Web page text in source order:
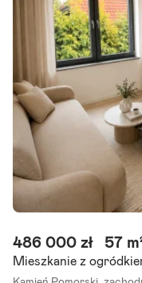
Przedstawiamy lokal do
zlokalizowany w centrum
ruchomości mieści się
Mieszkanie z
486 000 zł 57